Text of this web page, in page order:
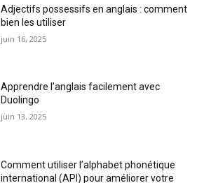
Adjectifs possessifs en anglais : comment
bien les utiliser
juin 16, 2025
Apprendre l’anglais facilement avec
Duolingo
juin 13, 2025
Comment utiliser l’alphabet phonétique
international (API) pour améliorer votre